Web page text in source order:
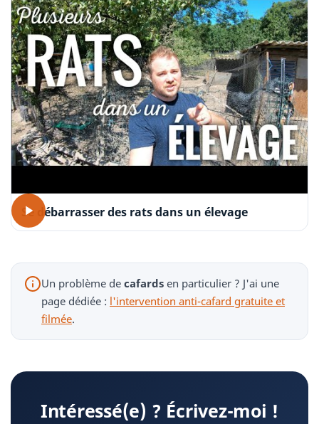
Se débarrasser des rats dans un élevage
Un problème de cafards en particulier ? J'ai une
page dédiée : l'intervention anti-cafard gratuite et
filmée.
Intéressé(e) ? Écrivez-moi !